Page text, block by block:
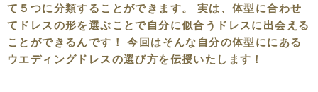
て５つに分類することができます。 実は、体型に合わせ
てドレスの形を選ぶことで自分に似合うドレスに出会える
ことができるんです！ 今回はそんな自分の体型ににある
ウエディングドレスの選び方を伝授いたします！